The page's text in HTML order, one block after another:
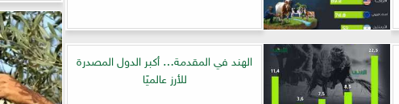
الهند في المقدمة… أكبر الدول المصدرة
للأرز عالميًا